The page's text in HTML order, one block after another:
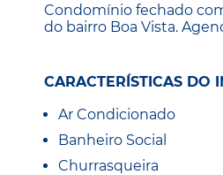
Condomínio fechado
do bairro Boa Vista.
CARACTERÍSTICAS DO
Ar Condicionado
Banheiro Social
Churrasqueira